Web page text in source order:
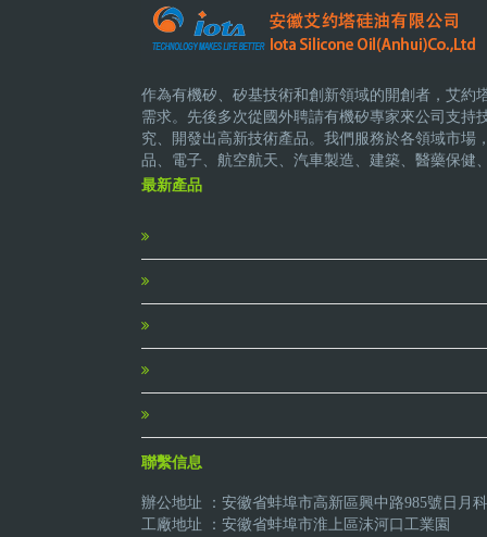
作為有機矽、矽基技術和創新領域的開創者，艾約
需求。先後多次從國外聘請有機矽專家來公司支
究、開發出高新技術產品。我們服務於各領域市
品、電子、航空航天、汽車製造、建築、醫藥保健
最新產品
聯繫信息
辦公地址 ：安徽省蚌埠市高新區興中路985號日月
工廠地址 ：安徽省蚌埠市淮上區沫河口工業園